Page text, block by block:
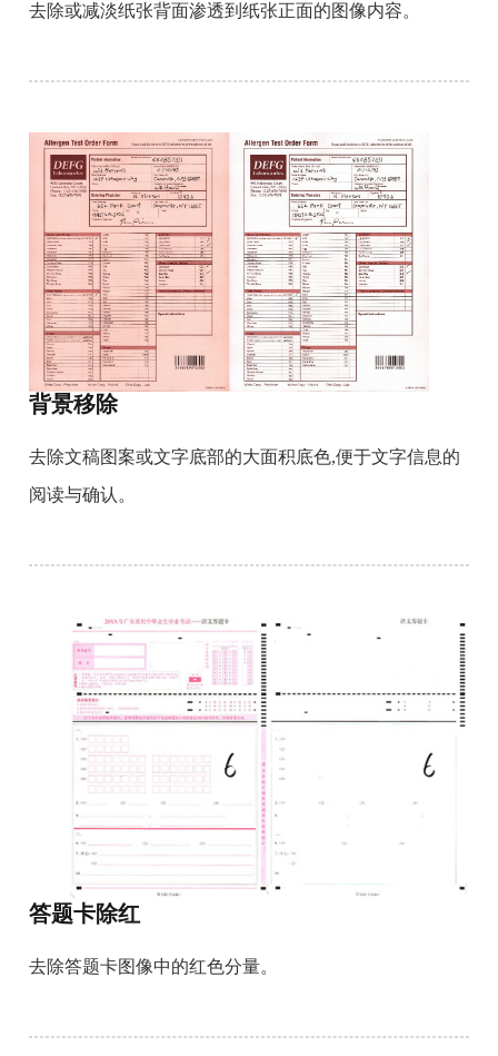
去除或减淡纸张背面渗透到纸张正面的图像内容。
背景移除
去除文稿图案或文字底部的大面积底色,便于文字信息的
阅读与确认。
答题卡除红
去除答题卡图像中的红色分量。